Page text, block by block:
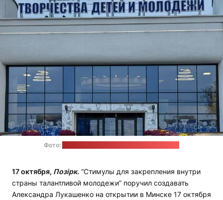
Фото:
17 октября, Позірк. “Стимулы для закрепления внутри
страны талантливой молодежи” поручил создавать
Александра Лукашенко на открытии в Минске 17 октября